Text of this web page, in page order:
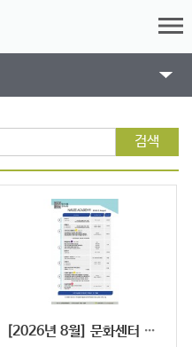
검색
[2026년 8월] 문화센터 프로그램 안내